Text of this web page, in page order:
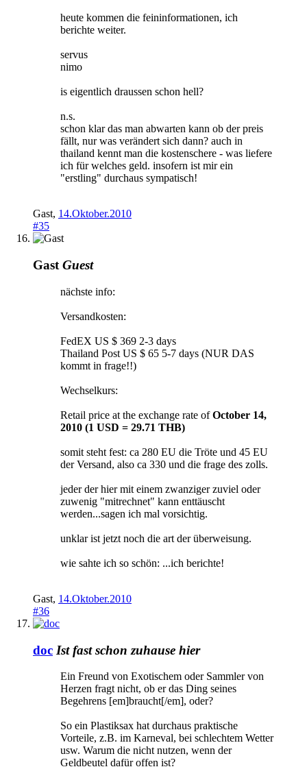
heute kommen die feininformationen, ich
berichte weiter.
servus
nimo
is eigentlich draussen schon hell?
n.s.
schon klar das man abwarten kann ob der preis
fällt, nur was verändert sich dann? auch in
thailand kennt man die kostenschere - was liefere
ich für welches geld. insofern ist mir ein
"erstling" durchaus sympatisch!
Gast, 14.Oktober.2010
#35
Gast Guest
nächste info:
Versandkosten:
FedEX US $ 369 2-3 days
Thailand Post US $ 65 5-7 days (NUR DAS
kommt in frage!!)
Wechselkurs:
Retail price at the exchange rate ofOctober 14,
2010 (1 USD = 29.71 THB)
somit steht fest: ca 280 EU die Tröte und 45 EU
der Versand, also ca 330 und die frage des zolls.
jeder der hier mit einem zwanziger zuviel oder
zuwenig "mitrechnet" kann enttäuscht
werden...sagen ich mal vorsichtig.
unklar ist jetzt noch die art der überweisung.
wie sahte ich so schön: ...ich berichte!
Gast, 14.Oktober.2010
#36
doc Ist fast schon zuhause hier
Ein Freund von Exotischem oder Sammler von
Herzen fragt nicht, ob er das Ding seines
Begehrens [em]braucht[/em], oder?
So ein Plastiksax hat durchaus praktische
Vorteile, z.B. im Karneval, bei schlechtem Wetter
usw. Warum die nicht nutzen, wenn der
Geldbeutel dafür offen ist?